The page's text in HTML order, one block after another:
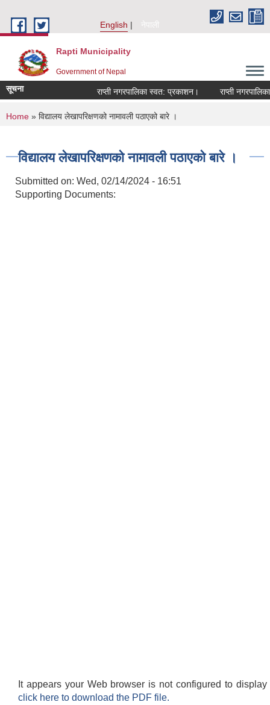
English
नेपाली
Rapti Municipality
Government of Nepal
सूचना राप्ती नगरपालिका स्वत: प्रकाशन। राप्ती
You are here
Home » विद्यालय लेखापरिक्षणको नामावली पठाएको बारे ।
विद्यालय लेखापरिक्षणको नामावली पठाएको बारे ।
Submitted on: Wed, 02/14/2024 - 16:51
Supporting Documents:
It appears your Web browser is not configured to
click here to download the PDF file.